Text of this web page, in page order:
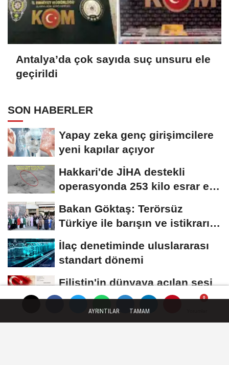
Antalya’da çok sayıda suç unsuru ele
geçirildi
SON HABERLER
Yapay zeka genç girişimcilere
yeni kapılar açıyor
Hakkari'de JİHA destekli
operasyonda 253 kilo esrar ele
Bakan Göktaş: Terörsüz
Türkiye ile barışın ve istikrarın
güçlendiği...
İlaç denetiminde uluslararası
standart dönemi
Filistin'in dünyaya açılan sesi
olmaya devam edeceğiz
AYRINTILAR TAMAM